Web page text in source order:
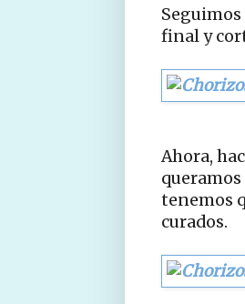
final y
Ahora,
tenemos
curados.